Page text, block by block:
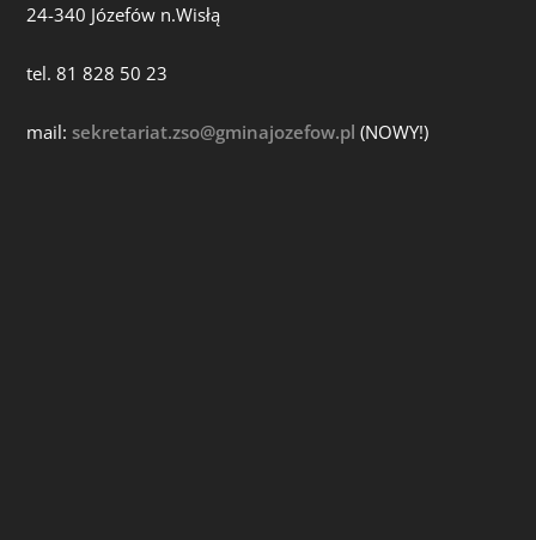
24-340 Józefów n.Wisłą
tel. 81 828 50 23
mail:sekretariat.zso@gminajozefow.pl (NOWY!)